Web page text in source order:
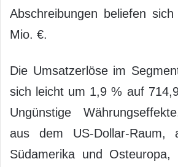
Abschreibungen beliefen
Mio. €.
Die Umsatzerlöse im
sich leicht um 1,9 % auf
Ungünstige
aus dem US-Dollar-Raum,
Südamerika und Osteuropa,